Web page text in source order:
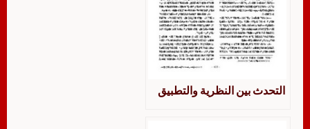
التحدث بين النظرية والتطبيق